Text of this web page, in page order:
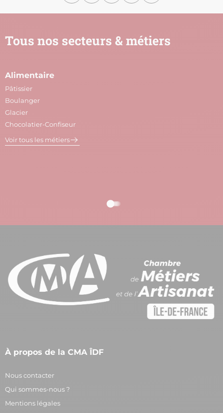
Tous nos secteurs & métiers
Alimentaire
Pâtissier
Boulanger
Glacier
Chocolatier-Confiseur
Voir tous les métiers
À propos de la CMA ÎDF
Nous contacter
Qui sommes-nous ?
Mentions légales